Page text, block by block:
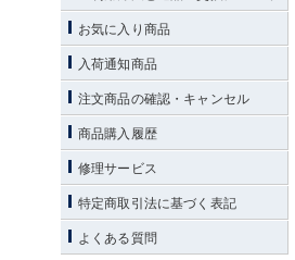
お気に入り商品
入荷通知商品
注文商品の確認・キャンセル
商品購入履歴
修理サービス
特定商取引法に基づく表記
よくある質問